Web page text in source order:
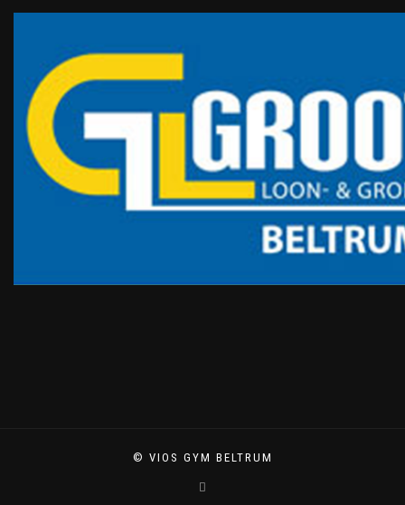
© VIOS GYM BELTRUM